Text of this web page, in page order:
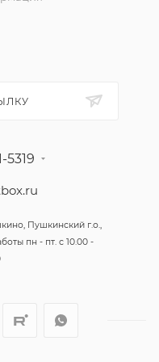
5319
Пушкинский г.о.,
пн - пт. с 10.00 -